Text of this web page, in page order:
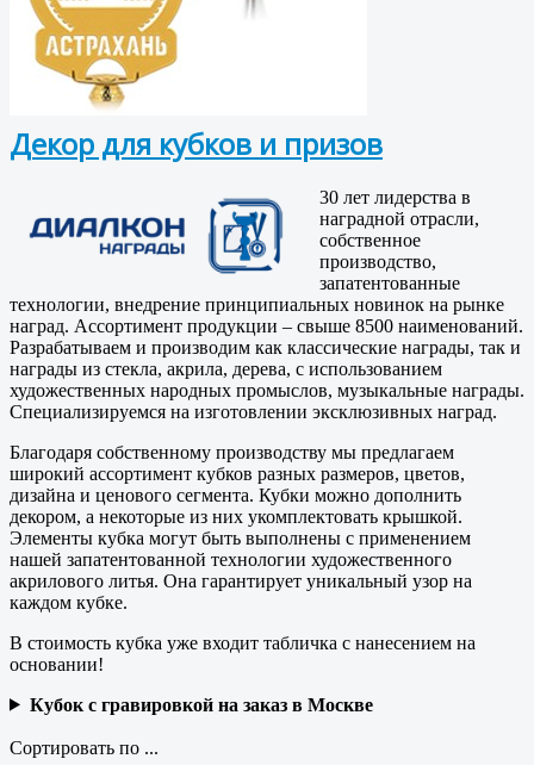
Декор для кубков и призов
30 лет лидерства в
наградной отрасли,
собственное
производство,
запатентованные
технологии, внедрение принципиальных новинок на рынке
наград. Ассортимент продукции – свыше 8500 наименований.
Разрабатываем и производим как классические награды, так и
награды из стекла, акрила, дерева, с использованием
художественных народных промыслов, музыкальные награды.
Специализируемся на изготовлении эксклюзивных наград.
Благодаря собственному производству мы предлагаем
широкий ассортимент кубков разных размеров, цветов,
дизайна и ценового сегмента. Кубки можно дополнить
декором, а некоторые из них укомплектовать крышкой.
Элементы кубка могут быть выполнены с применением
нашей запатентованной технологии художественного
акрилового литья. Она гарантирует уникальный узор на
каждом кубке.
В стоимость кубка уже входит табличка с нанесением на
основании!
Кубок с гравировкой на заказ в Москве
Сортировать по ...